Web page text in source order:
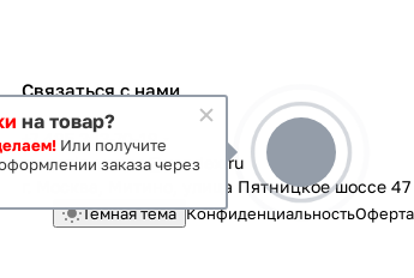
Связаться с нами
+7 495 363-70-19
magazin-vanna@yandex.ru
г. Москва, Митино, улица Пятницкое шоссе 47
Темная тема КонфиденциальностьОферта
на товар?
Или получите
заказа через